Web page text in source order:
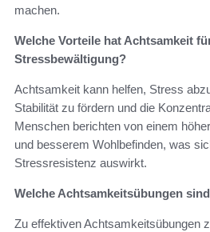
machen.
Welche Vorteile hat Achtsamkeit
Stressbewältigung?
Achtsamkeit kann helfen, Stress
Stabilität zu fördern und die
Menschen berichten von einem
und besserem Wohlbefinden, was
Stressresistenz auswirkt.
Welche Achtsamkeitsübungen
Zu effektiven Achtsamkeitsübungen